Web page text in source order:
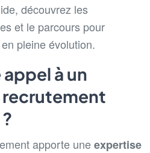
découvrez les
et le parcours pour
pleine évolution.
à un
apporte uneexpertise